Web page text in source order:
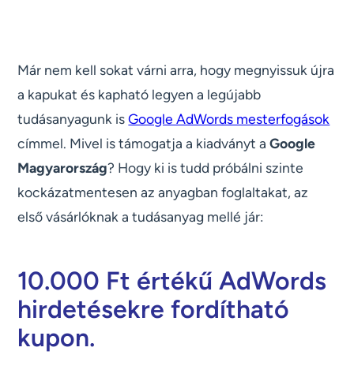
Már nem kell sokat várni arra, hogy megnyissuk újra
a kapukat és kapható legyen a legújabb
tudásanyagunk isGoogle AdWords mesterfogások
címmel. Mivel is támogatja a kiadványt aGoogle
Magyarország? Hogy ki is tudd próbálni szinte
kockázatmentesen az anyagban foglaltakat, az
első vásárlóknak a tudásanyag mellé jár:
10.000 Ft értékű AdWords
hirdetésekre fordítható
kupon.